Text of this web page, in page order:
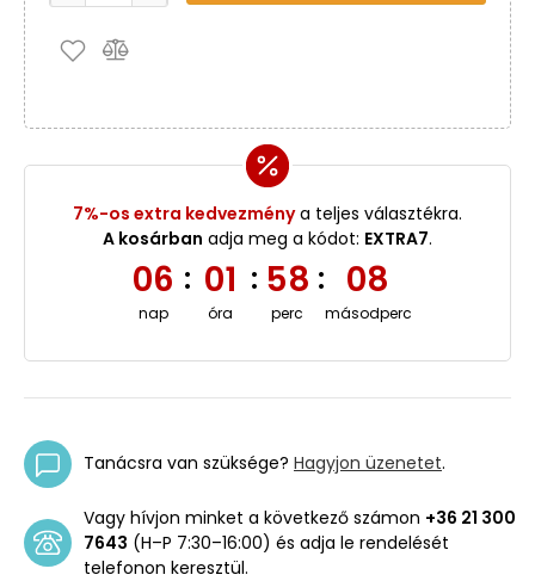
7%-os extra kedvezménya teljes választékra.
A kosárban adja meg a kódot: EXTRA7.
06
nap
: 01
óra
: 58
perc
: 07
másodperc
Tanácsra van szüksége? Hagyjon üzenetet.
Vagy hívjon minket a következő számon +36 21 300
7643 (H–P 7:30–16:00) és adja le rendelését
telefonon keresztül.